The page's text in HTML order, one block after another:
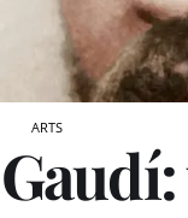
ARTS